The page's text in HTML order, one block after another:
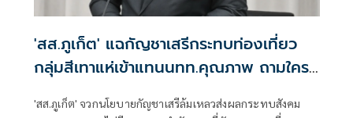
'สส.ภูเก็ต' แฉกัญชาเสรีกระทบท่องเที่ยว
กลุ่มสีเทาแห่เข้าแทนนทท.คุณภาพ ถามใคร
'สส.ภูเก็ต' จวกนโยบายกัญชาเสรีล้มเหลวส่งผลกระทบสังคม